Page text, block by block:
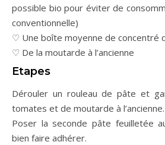
possible bio pour éviter de
conventionnelle)
♡ Une boîte moyenne de concentré
♡ De la moutarde à l’ancienne
Etapes
Dérouler un rouleau de pâte et
tomates et de moutarde à l’ancienne.
Poser la seconde pâte feuilletée
bien faire adhérer.